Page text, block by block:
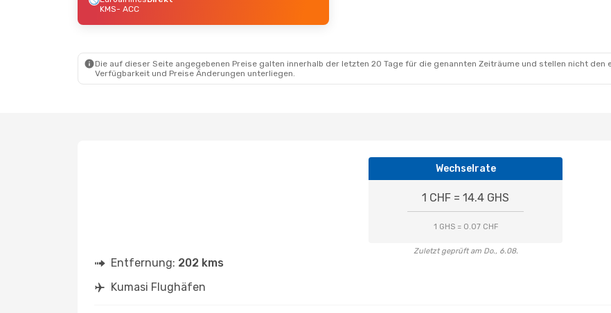
KMS- ACC
Die auf dieser Seite angegebenen Preise galten innerhalb der letzten 20 Tage für die genannten Zeiträume und stellen nicht
Verfügbarkeit und Preise Änderungen unterliegen.
Wechselrate
1 CHF = 14.4 GHS
1 GHS = 0.07 CHF
Zuletzt geprüft am Do., 6.08.
Entfernung: 202 kms
Kumasi Flughäfen